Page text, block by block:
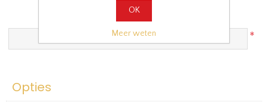
Telefoon
*
Opties
OK
Meer weten